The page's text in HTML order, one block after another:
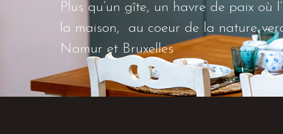
Plus qu’un gîte, un havre de paix où
la maison, au coeur de la nature
Namur et Bruxelles